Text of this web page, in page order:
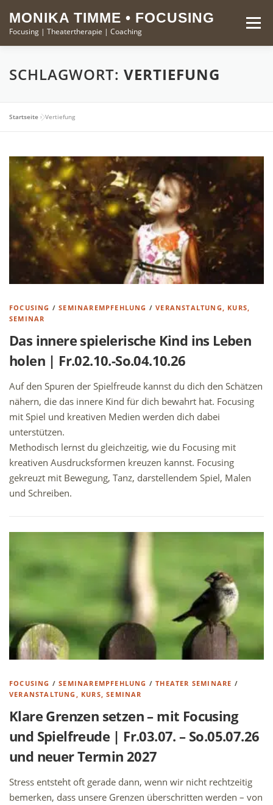
springen
Inhalt
springen
MONIKA TIMME • FOCUSING
Focusing | Theatertherapie | Coaching
Menü
FOCUSING THEATERTHERAPIE MONIKA TIMME
KURSE KONTAKT
SCHLAGWORT: VERTIEFUNG
Startseite »Vertiefung
FOCUSING /SEMINAREMPFEHLUNG /VERANSTALTUNG, KURS,
SEMINAR
Das innere spielerische Kind ins Leben
holen | Fr.02.10.-So.04.10.26
Auf den Spuren der Spielfreude kannst du dich den Schätzen
nähern, die das innere Kind für dich bewahrt hat. Focusing
mit Spiel und kreativen Medien werden dich dabei
unterstützen.
Methodisch lernst du gleichzeitig, wie du Focusing mit
kreativen Ausdrucksformen kreuzen kannst. Focusing
gekreuzt mit Bewegung, Tanz, darstellendem Spiel, Malen
und Schreiben.
FOCUSING /SEMINAREMPFEHLUNG /THEATER SEMINARE /
VERANSTALTUNG, KURS, SEMINAR
Klare Grenzen setzen – mit Focusing
und Spielfreude | Fr.03.07. – So.05.07.26
und neuer Termin 2027
Stress entsteht oft gerade dann, wenn wir nicht rechtzeitig
bemerken, dass unsere Grenzen überschritten werden – von